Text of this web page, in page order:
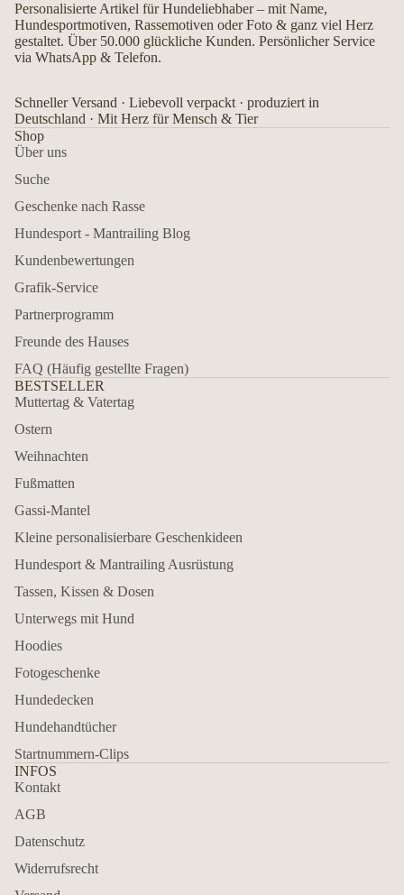
Personalisierte Artikel für Hundeliebhaber – mit Name,
Hundesportmotiven, Rassemotiven oder Foto & ganz viel Herz
gestaltet. Über 50.000 glückliche Kunden. Persönlicher Service
via WhatsApp & Telefon.
Schneller Versand · Liebevoll verpackt · produziert in
Deutschland · Mit Herz für Mensch & Tier
Shop
Über uns
Suche
Geschenke nach Rasse
Hundesport - Mantrailing Blog
Kundenbewertungen
Grafik-Service
Partnerprogramm
Freunde des Hauses
FAQ (Häufig gestellte Fragen)
BESTSELLER
Muttertag & Vatertag
Ostern
Weihnachten
Fußmatten
Gassi-Mantel
Kleine personalisierbare Geschenkideen
Hundesport & Mantrailing Ausrüstung
Tassen, Kissen & Dosen
Unterwegs mit Hund
Hoodies
Fotogeschenke
Hundedecken
Hundehandtücher
Startnummern-Clips
INFOS
Kontakt
AGB
Datenschutz
Widerrufsrecht